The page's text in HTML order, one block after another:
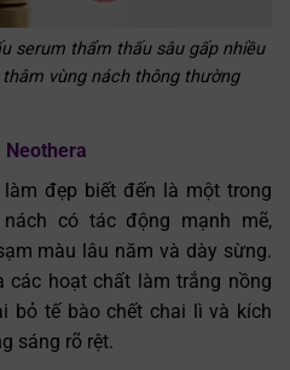
serum thẩm thấu sâu gấp nhiều
vùng nách thông thường
Neothera
đẹp biết đến là một trong
có tác động mạnh mẽ,
màu lâu năm và dày sừng.
các hoạt chất làm trắng nồng
bỏ tế bào chết chai lì và kích
sáng rõ rệt.